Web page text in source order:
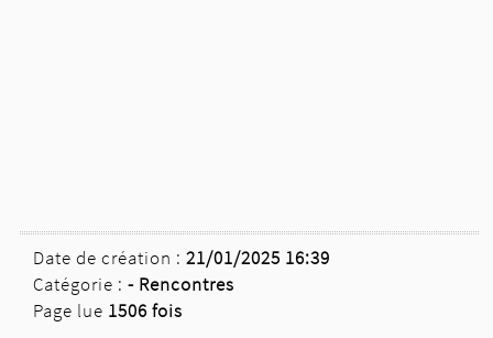
Date de création : 21/01/2025 16:39
Catégorie : - Rencontres
Page lue 1506 fois